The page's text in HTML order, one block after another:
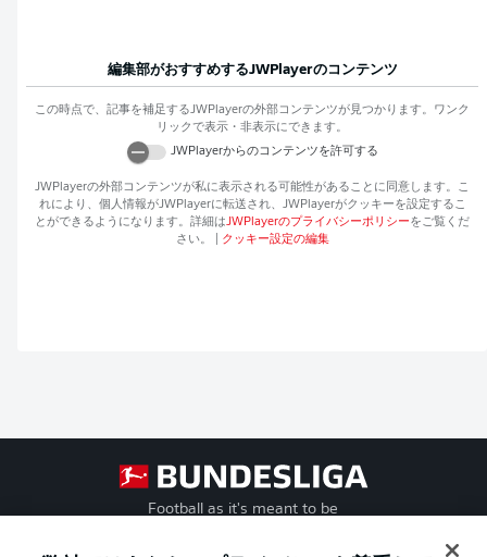
編集部がおすすめするJWPlayerのコンテンツ
この時点で、記事を補足するJWPlayerの外部コンテンツが見つかります。ワンク
リックで表示・非表示にできます。
JWPlayerからのコンテンツを許可する
JWPlayerの外部コンテンツが私に表示される可能性があることに同意します。こ
れにより、個人情報がJWPlayerに転送され、 JWPlayerがクッキーを設定するこ
とができるようになります。詳細はJWPlayerのプライバシーポリシーをご覧くだ
さい。
クッキー設定の編集
Football as it's meant to be